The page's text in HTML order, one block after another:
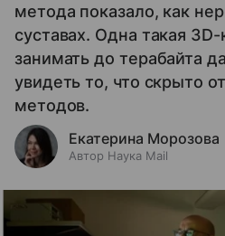
метода показало, как
суставах. Одна такая
занимать до терабайта
увидеть то, что скрыто
методов.
Екатерина Морозова
Автор Наука Mail